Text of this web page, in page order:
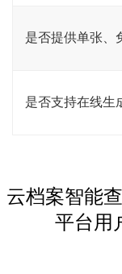
是否提供单张、
是否支持在线生
云档案智能
平台用